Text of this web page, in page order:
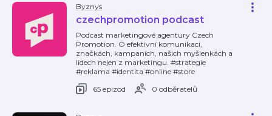
Byznys
czechpromotion podcast
Podcast marketingové agentury Czech
Promotion. O efektivní komunikaci,
značkách, kampaních, našich myšlenkách a
lidech nejen z marketingu. #strategie
#reklama #identita #online #store
65 epizod
0 odběratelů